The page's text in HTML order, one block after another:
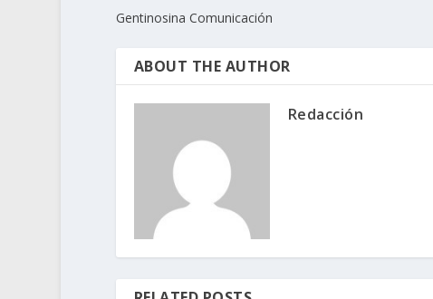
Gentinosina Comunicación
ABOUT THE AUTHOR
Redacción